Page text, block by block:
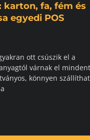
karton, fa, fém és
egyedi POS
ott csúszik el a
várnak el
könnyen